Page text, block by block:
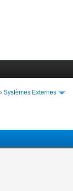
›Systèmes Externes